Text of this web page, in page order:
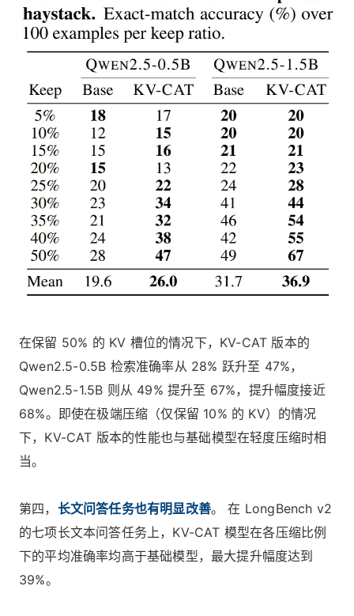
在保留 50% 的 KV 槽位的情况下，KV-CAT 版本的
Qwen2.5-0.5B 检索准确率从 28% 跃升至 47%，
Qwen2.5-1.5B 则从 49% 提升至 67%，提升幅度接近
68%。即使在极端压缩（仅保留 10% 的 KV）的情况
下，KV-CAT 版本的性能也与基础模型在轻度压缩时相
当。
第四， 长文问答任务也有明显改善。 在 LongBench v2
的七项长文本问答任务上，KV-CAT 模型在各压缩比例
下的平均准确率均高于基础模型，最大提升幅度达到
39%。